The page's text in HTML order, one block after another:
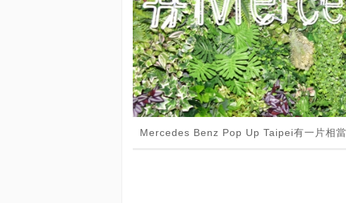
Mercedes Benz Pop Up Taipei有一片相當